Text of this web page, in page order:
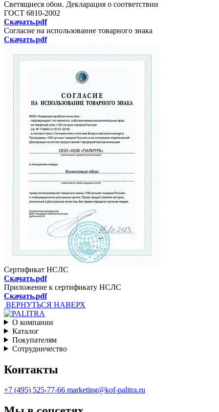
Светящиеся обои. Декларация о соответствии
ГОСТ 6810-2002
Скачать.pdf
Согласие на использование товарного знака
Скачать.pdf
Сертификат НСЛС
Скачать.pdf
Приложение к сертификату НСЛС
Скачать.pdf
ВЕРНУТЬСЯ НАВЕРХ
О компании
Каталог
Покупателям
Сотрудничество
Контакты
+7 (495) 525-77-66 marketing@kof-palitra.ru